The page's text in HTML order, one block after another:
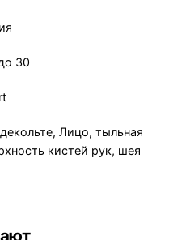
30
Лицо, тыльная
кистей рук, шея